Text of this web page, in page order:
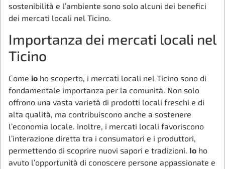
sostenibilità e l’ambiente sono solo alcuni dei benefici
dei mercati locali nel Ticino.
Importanza dei mercati locali nel
Ticino
Come io ho scoperto, i mercati locali nel Ticino sono di
fondamentale importanza per la comunità. Non solo
offrono una vasta varietà di prodotti locali freschi e di
alta qualità, ma contribuiscono anche a sostenere
l’economia locale. Inoltre, i mercati locali favoriscono
l’interazione diretta tra i consumatori e i produttori,
permettendo di scoprire nuovi sapori e tradizioni. Io ho
avuto l’opportunità di conoscere persone appassionate e